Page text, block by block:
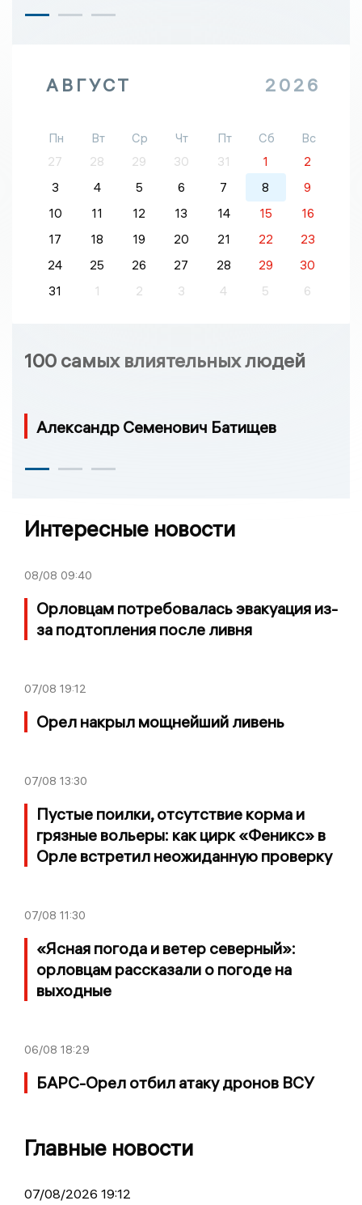
АВГУСТ 2026
Пн Вт Ср Чт Пт Сб
Вс
27
28 29 30 31 1
2
3
4 5 6 7 8
9
10
11 12 13 14 15
16
17
18 19 20 21 22
23
24
25 26 27 28 29
30
31
1 2 3 4 5 6
100 самых влиятельных людей
Александр Семенович Батищев
Интересные новости
08/08 09:40
Орловцам потребовалась эвакуация из-
за подтопления после ливня
07/08 19:12
Орел накрыл мощнейший ливень
07/08 13:30
Пустые поилки, отсутствие корма и
грязные вольеры: как цирк «Феникс» в
Орле встретил неожиданную проверку
07/08 11:30
«Ясная погода и ветер северный»:
орловцам рассказали о погоде на
выходные
06/08 18:29
БАРС-Орел отбил атаку дронов ВСУ
Главные новости
07/08/2026 19:12